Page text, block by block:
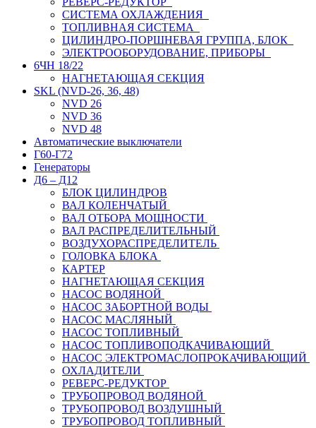
СИСТЕМА ОХЛАЖДЕНИЯ
ТОПЛИВНАЯ СИСТЕМА
ЦИЛИНДРО-ПОРШНЕВАЯ ГРУППА, БЛОК
ЭЛЕКТРООБОРУДОВАНИЕ, ПРИБОРЫ
6ЧН 18/22
НАГНЕТАЮЩАЯ СЕКЦИЯ
SKL (NVD-26, 36, 48)
NVD 26
NVD 36
NVD 48
Автоматические выключатели
Г60-Г72
Генераторы
Д6 – Д12
БЛОК ЦИЛИНДРОВ
ВАЛ КОЛЕНЧАТЫЙ
ВАЛ ОТБОРА МОЩНОСТИ
ВАЛ РАСПРЕДЕЛИТЕЛЬНЫЙ
ВОЗДУХОРАСПРЕДЕЛИТЕЛЬ
ГОЛОВКА БЛОКА
КАРТЕР
НАГНЕТАЮЩАЯ СЕКЦИЯ
НАСОС ВОДЯНОЙ
НАСОС ЗАБОРТНОЙ ВОДЫ
НАСОС МАСЛЯНЫЙ
НАСОС ТОПЛИВНЫЙ
НАСОС ТОПЛИВОПОДКАЧИВАЮЩИЙ
НАСОС ЭЛЕКТРОМАСЛОПРОКАЧИВАЮЩИЙ
ОХЛАДИТЕЛИ
РЕВЕРС-РЕДУКТОР
ТРУБОПРОВОД ВОДЯНОЙ
ТРУБОПРОВОД ВОЗДУШНЫЙ
ТРУБОПРОВОД ТОПЛИВНЫЙ